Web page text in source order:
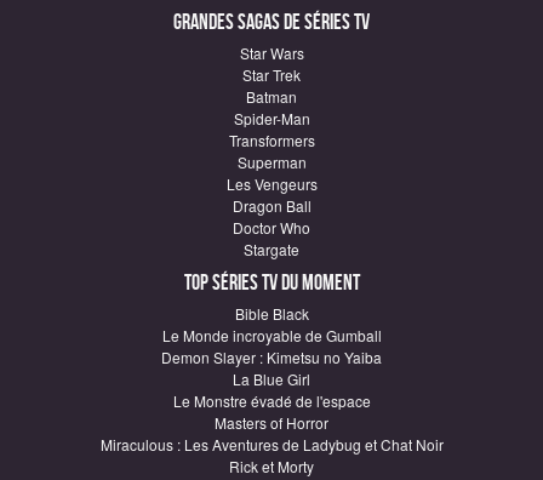
Grandes sagas de Séries TV
Star Wars
Star Trek
Batman
Spider-Man
Transformers
Superman
Les Vengeurs
Dragon Ball
Doctor Who
Stargate
Top Séries TV du moment
Bible Black
Le Monde incroyable de Gumball
Demon Slayer : Kimetsu no Yaiba
La Blue Girl
Le Monstre évadé de l'espace
Masters of Horror
Miraculous : Les Aventures de Ladybug et Chat Noir
Rick et Morty